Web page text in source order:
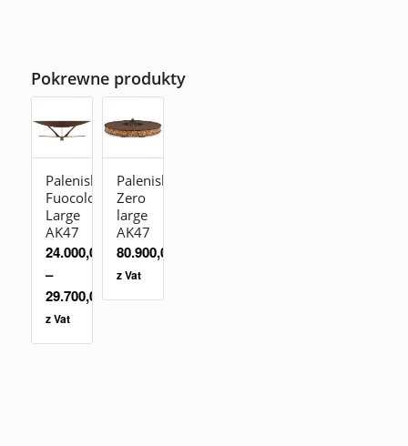
Pokrewne produkty
Palenisko
Fuocolo
Large
AK47
24.000,00
–
29.700,00zł
z Vat
Palenisko
Zero
large
AK47
80.900,00
z Vat